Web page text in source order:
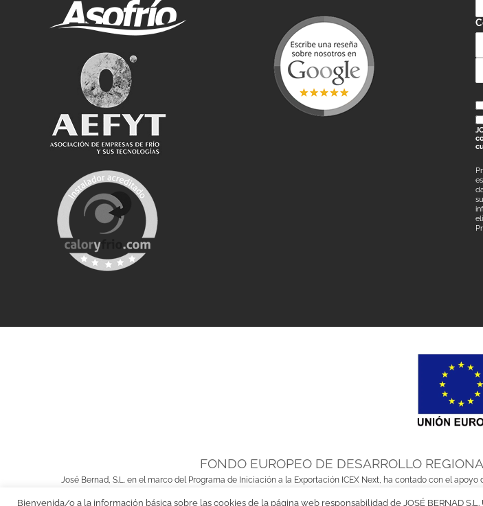
FONDO EUROPEO DE DESARROLLO
José Bernad, S.L. en el marco del Programa de Iniciación a la Exportación ICEX Next, ha contado con el
Bienvenida/o a la información básica sobre las cookies de la página web responsabilidad de JOSÉ BERNAD